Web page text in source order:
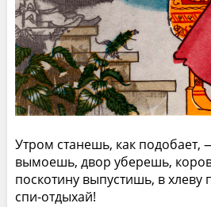
Утром станешь, как подобает,
вымоешь, двор уберешь,
поскотину выпустишь, в
спи-отдыхай!